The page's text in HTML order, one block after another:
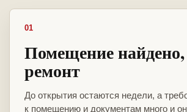
01
Помещение найдено,
ремонт
До открытия остаются недели, а
к помещению и документам много и